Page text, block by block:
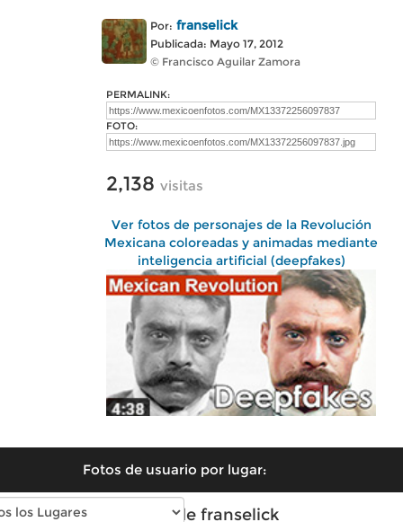
Por: franselick
Publicada: Mayo 17, 2012
© Francisco Aguilar Zamora
PERMALINK:
FOTO:
2,138 visitas
Ver fotos de personajes de la Revolución
Mexicana coloreadas y animadas mediante
inteligencia artificial (deepfakes)
Fotos de usuario por lugar:
Fotos de franselick